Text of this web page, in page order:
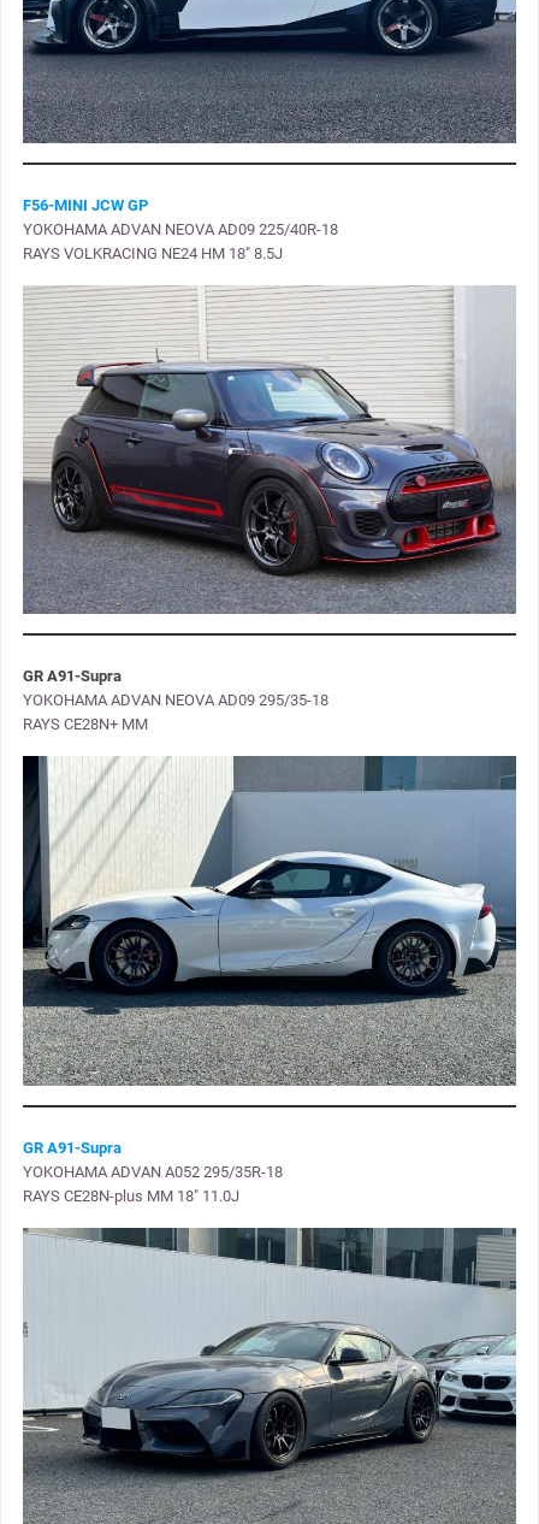
F56-MINI JCW GP
YOKOHAMA ADVAN NEOVA AD09 225/40R-18
RAYS VOLKRACING NE24 HM 18″ 8.5J
GR A91-Supra
YOKOHAMA ADVAN NEOVA AD09 295/35-18
RAYS CE28N+ MM
GR A91-Supra
YOKOHAMA ADVAN A052 295/35R-18
RAYS CE28N-plus MM 18″ 11.0J